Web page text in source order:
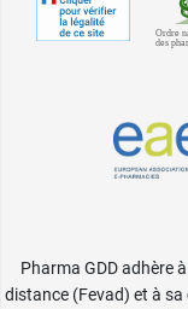
Pharma GDD adhère
distance (Fevad) et à